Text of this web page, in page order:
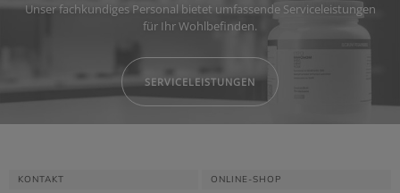
Unser fachkundiges Personal bietet umfassende Serviceleistungen
für Ihr Wohlbefinden.
SERVICELEISTUNGEN
KONTAKT ONLINE-SHOP